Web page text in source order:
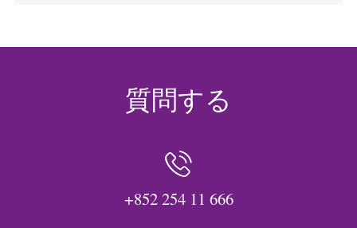
質問する
+852 254 11 666